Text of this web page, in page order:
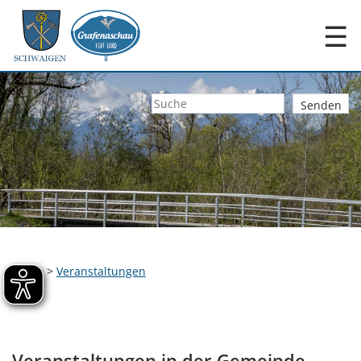
☰
Home> Veranstaltungen